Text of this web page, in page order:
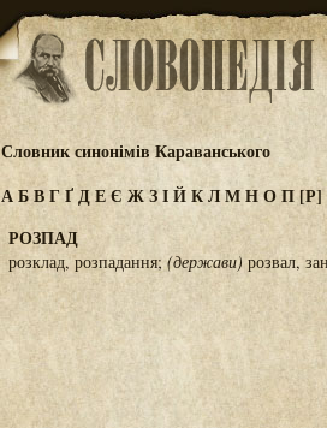
Словник синонімів Караванського
АБВГҐДЕЄ ЖЗІЙКЛМНОП[Р]
РОЗПАД
розклад, розпадання; (держави) розвал,